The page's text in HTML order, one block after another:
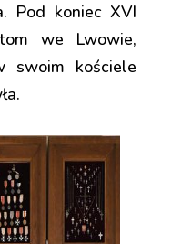
Pod koniec XVI
we Lwowie,
swoim kościele